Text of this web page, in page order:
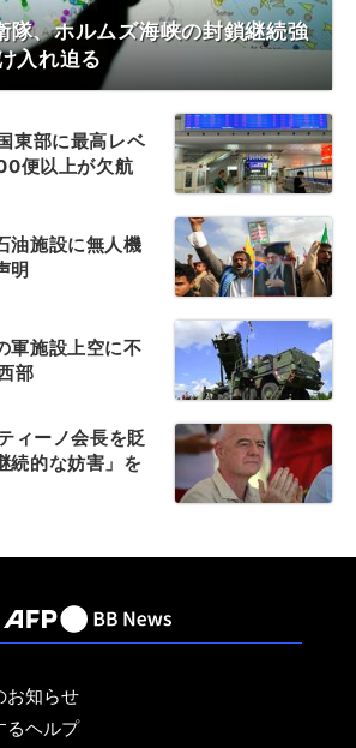
隊、ホルムズ海峡の封鎖継続強
入れ迫る
東部に最高レベ
便以上が欠航
油施設に無人機
明
軍施設上空に不
部
ィーノ会長を貶
続的な妨害」を
お知らせ
るヘルプ